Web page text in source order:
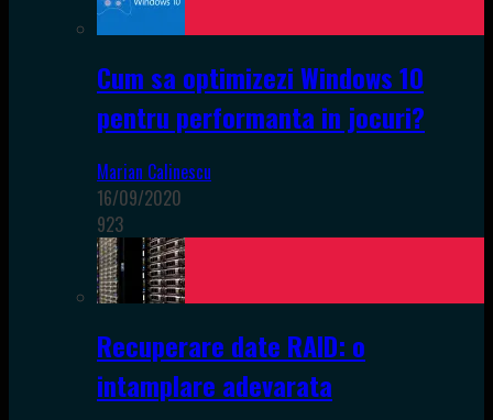
Cum sa optimizezi Windows 10
pentru performanta in jocuri?
Marian Calinescu
16/09/2020
923
Recuperare date RAID: o
intamplare adevarata